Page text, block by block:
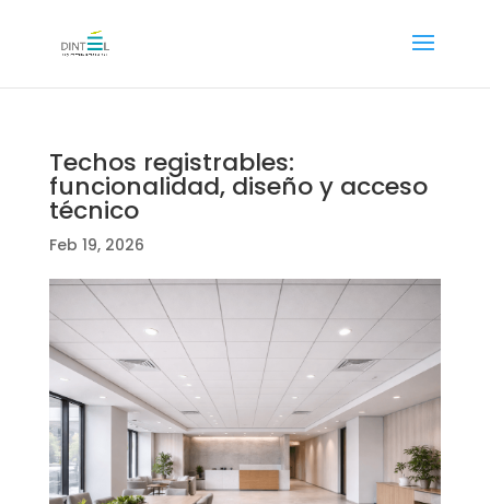
Techos registrables:
funcionalidad, diseño y acceso
técnico
Feb 19, 2026